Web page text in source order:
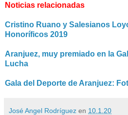
Noticias relacionadas
Cristino Ruano y Salesianos
Honoríficos 2019
Aranjuez, muy premiado en la
Lucha
Gala del Deporte de Aranjuez:
José Angel Rodríguez en 10.1.20